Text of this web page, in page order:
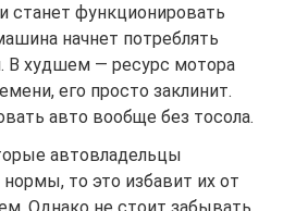
станет функционировать
начнет потреблять
В худшем — ресурс мотора
его просто заклинит.
авто вообще без тосола.
автовладельцы
то это избавит их от